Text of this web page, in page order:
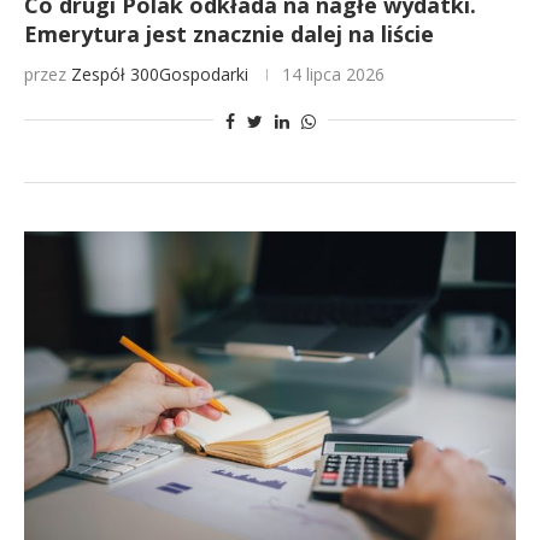
Emerytura jest znacznie dalej na liście
przez Zespół 300Gospodarki 14 lipca 2026